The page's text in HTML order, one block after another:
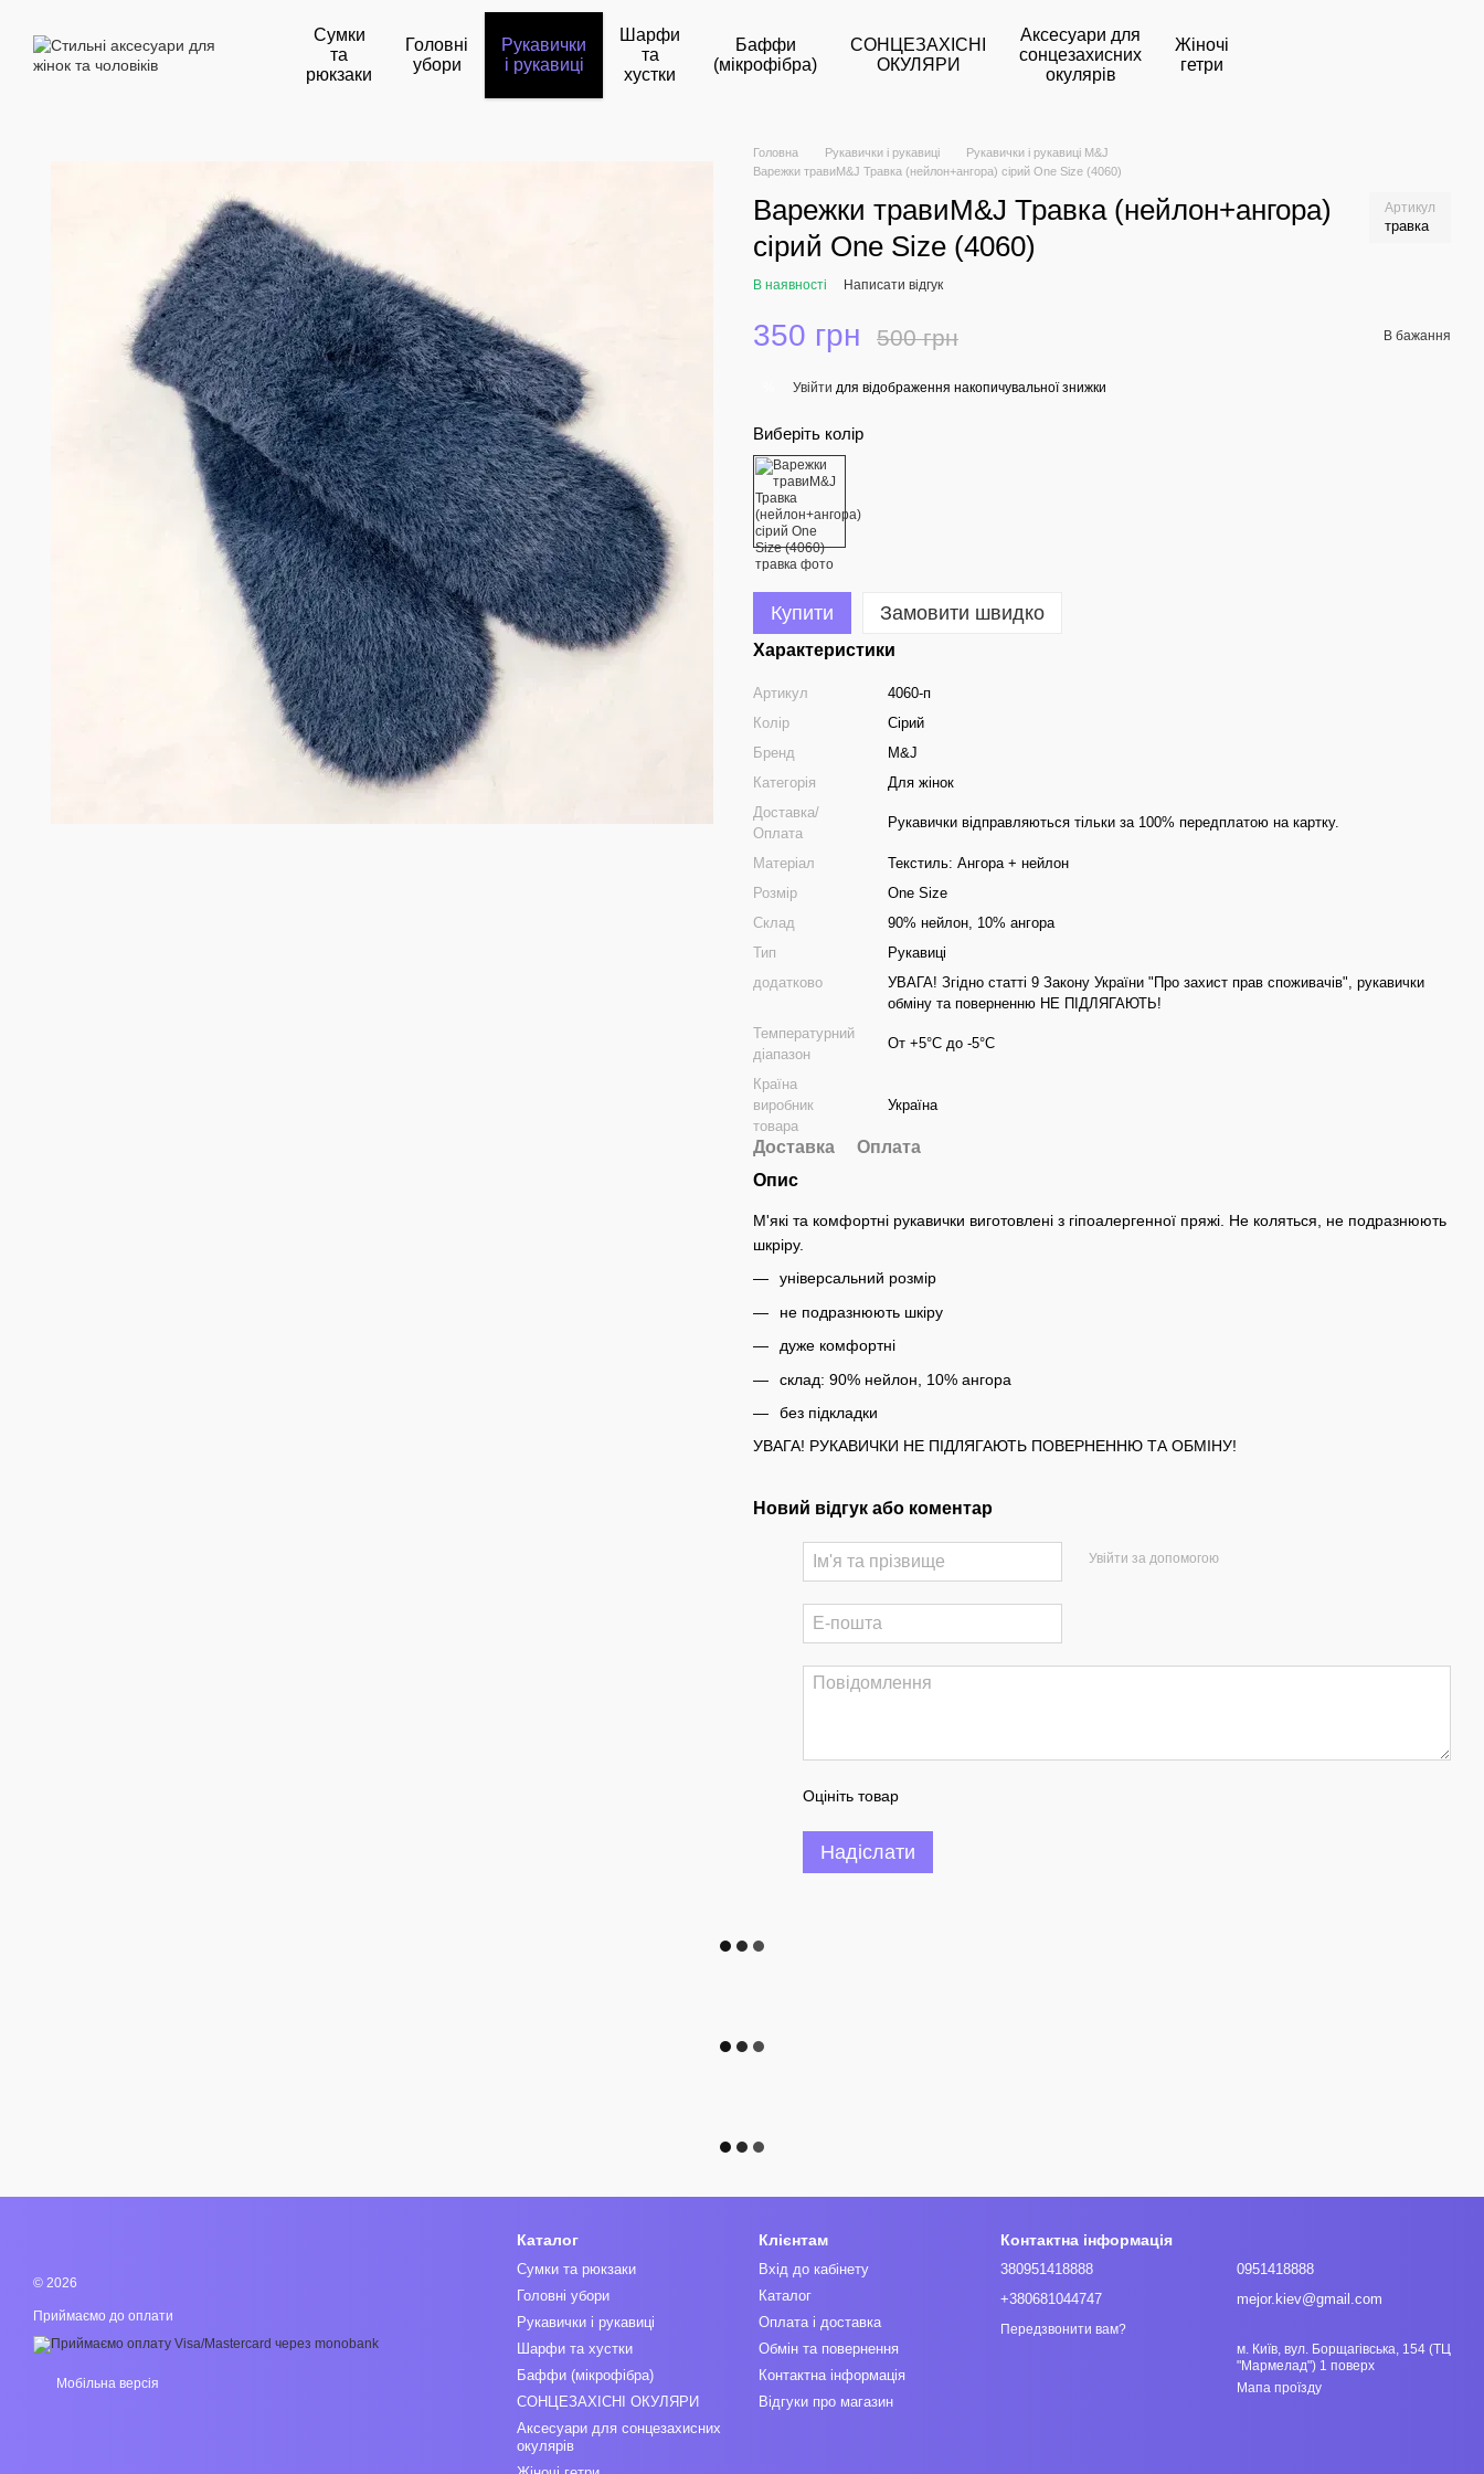
Сумки
та
рюкзаки
Головні
убори
Рукавички
і рукавиці
Шарфи
та
хустки
Баффи
(мікрофібра)
СОНЦЕЗАХІСНІ
ОКУЛЯРИ
Аксесуари для
сонцезахисних
окулярів
Жіночі
гетри
Головна Рукавички і рукавиці
Рукавички і рукавиці M&J
Варежки травиM&J Травка (нейлон+ангора) сірий One Size (4060)
Варежки травиM&J Травка (нейлон+ангора)
сірий One Size (4060)
Артикул
травка
В наявності Написати відгук
350 грн 500 грн В бажання
Увійти для відображення накопичувальної знижки
Виберіть колір
Купити Замовити швидко
Характеристики
Артикул
4060-п
Колір
Сірий
Бренд
M&J
Категорія
Для жінок
Доставка/
Оплата
Рукавички відправляються тільки за 100% передплатою на картку.
Матеріал
Текстиль: Ангора + нейлон
Розмір
One Size
Склад
90% нейлон, 10% ангора
Тип
Рукавиці
додатково
УВАГА! Згідно статті 9 Закону України "Про захист прав споживачів", рукавички
обміну та поверненню НЕ ПІДЛЯГАЮТЬ!
Температурний
діапазон
От +5°C до -5°C
Країна
виробник
товара
Україна
Доставка
Оплата
Опис
М'які та комфортні рукавички виготовлені з гіпоалергенної пряжі. Не коляться, не подразнюють
шкріру.
універсальний розмір
не подразнюють шкіру
дуже комфортні
склад: 90% нейлон, 10% ангора
без підкладки
УВАГА! РУКАВИЧКИ НЕ ПІДЛЯГАЮТЬ ПОВЕРНЕННЮ ТА ОБМІНУ!
Новий відгук або коментар
Увійти за допомогою
Оцініть товар
Надіслати
© 2026
Приймаємо до оплати
Мобільна версія
Каталог
Сумки та рюкзаки
Головні убори
Рукавички і рукавиці
Шарфи та хустки
Баффи (мікрофібра)
СОНЦЕЗАХІСНІ ОКУЛЯРИ
Аксесуари для сонцезахисних
окулярів
Клієнтам
Вхід до кабінету
Каталог
Оплата і доставка
Обмін та повернення
Контактна інформація
Відгуки про магазин
Контактна інформація
380951418888
+380681044747
Передзвонити вам?
0951418888
mejor.kiev@gmail.com
м. Київ, вул. Борщагівська, 154 (ТЦ
"Мармелад") 1 поверх
Мапа проїзду